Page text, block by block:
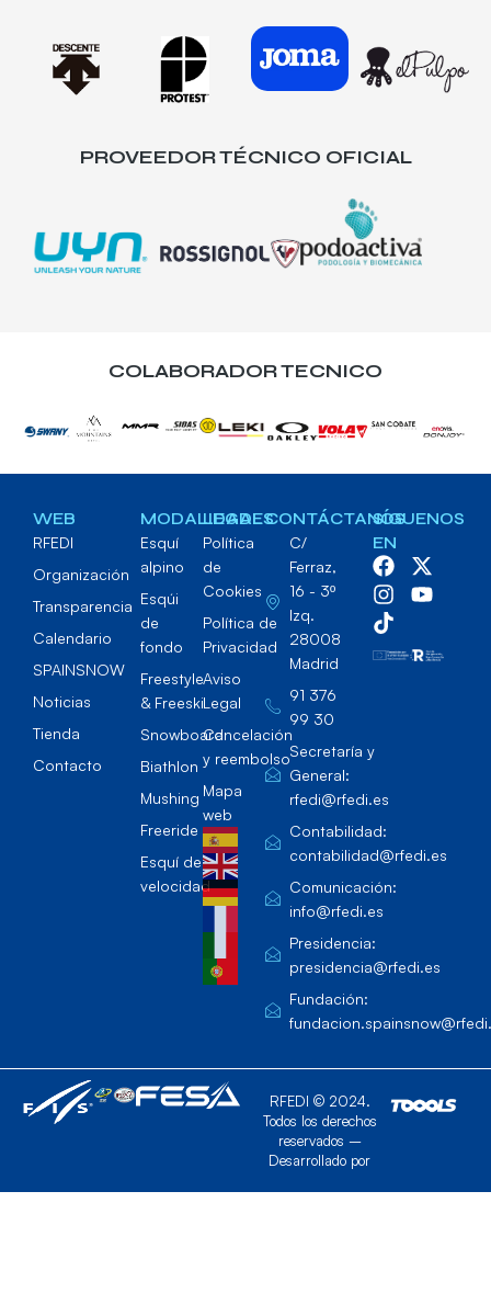
PROVEEDOR TÉCNICO OFICIAL
COLABORADOR TECNICO
WEB
RFEDI
Organización
Transparencia
Calendario
SPAINSNOW
Noticias
Tienda
Contacto
MODALIDADES
Esquí
alpino
Esqúi
de
fondo
Freestyle
& Freeski
Snowboard
Biathlon
Mushing
Freeride
Esquí de
velocidad
LEGAL
Política
de
Cookies
Política de
Privacidad
Aviso
Legal
Cancelación
y reembolso
Mapa
web
CONTÁCTANOS
C/
Ferraz,
16 - 3º
Izq.
28008
Madrid
91 376
99 30
Secretaría y
General:
rfedi@rfedi.es
Contabilidad:
contabilidad@rfedi.es
Comunicación:
info@rfedi.es
Presidencia:
presidencia@rfedi.es
Fundación:
SÍGUENOS
EN
RFEDI © 2024.
Todos los derechos
reservados –
Desarrollado por